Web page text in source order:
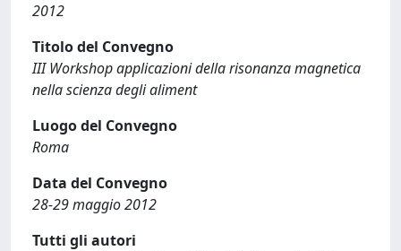
2012
Titolo del Convegno
III Workshop applicazioni della risonanza magnetica
nella scienza degli aliment
Luogo del Convegno
Roma
Data del Convegno
28-29 maggio 2012
Tutti gli autori